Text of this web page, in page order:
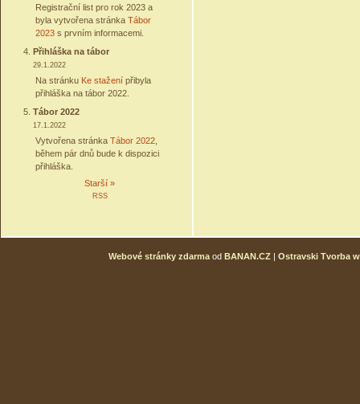
Registrační list pro rok 2023 a
byla vytvořena stránka Tábor
2023 s prvním informacemi.
Přihláška na tábor
29.1.2022
Na stránku Ke stažení přibyla
přihláška na tábor 2022.
Tábor 2022
17.1.2022
Vytvořena stránka Tábor 2022
během pár dnů bude k dispozici
přihláška.
Starší »
RSS
Webové stránky zdarma od BANAN.CZ | Ostravski Tvorba